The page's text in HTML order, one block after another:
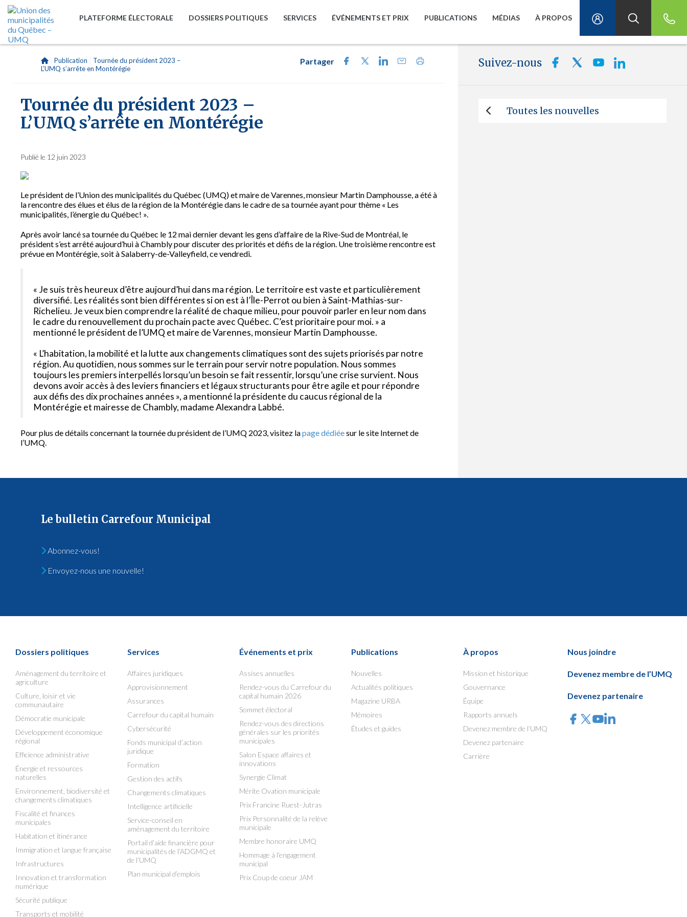
PLATEFORME ÉLECTORALE DOSSIERS POLITIQUES SERVICES ÉVÉNEMENTS ET PRIX PUBLICATIONS MÉDIAS À PROPOS
Publication
Tournée du président 2023 –
L’UMQ s’arrête en Montérégie
Partager
Tournée du président 2023 –
L’UMQ s’arrête en Montérégie
Publié le 12 juin 2023
Le président de l’Union des municipalités du Québec (UMQ) et maire de Varennes, monsieur Martin Damphousse, a été à
la rencontre des élues et élus de la région de la Montérégie dans le cadre de sa tournée ayant pour thème « Les
municipalités, l’énergie du Québec! ».
Après avoir lancé sa tournée du Québec le 12 mai dernier devant les gens d’affaire de la Rive-Sud de Montréal, le
président s’est arrêté aujourd’hui à Chambly pour discuter des priorités et défis de la région. Une troisième rencontre est
prévue en Montérégie, soit à Salaberry-de-Valleyfield, ce vendredi.
« Je suis très heureux d’être aujourd’hui dans ma région. Le territoire est vaste et particulièrement
diversifié. Les réalités sont bien différentes si on est à l’Île-Perrot ou bien à Saint-Mathias-sur-
Richelieu. Je veux bien comprendre la réalité de chaque milieu, pour pouvoir parler en leur nom dans
le cadre du renouvellement du prochain pacte avec Québec. C’est prioritaire pour moi. » a
mentionné le président de l’UMQ et maire de Varennes, monsieur Martin Damphousse.
« L’habitation, la mobilité et la lutte aux changements climatiques sont des sujets priorisés par notre
région. Au quotidien, nous sommes sur le terrain pour servir notre population. Nous sommes
toujours les premiers interpellés lorsqu’un besoin se fait ressentir, lorsqu’une crise survient. Nous
devons avoir accès à des leviers financiers et légaux structurants pour être agile et pour répondre
aux défis des dix prochaines années », a mentionné la présidente du caucus régional de la
Montérégie et mairesse de Chambly, madame Alexandra Labbé.
Pour plus de détails concernant la tournée du président de l’UMQ 2023, visitez lapage dédiéesur le site Internet de
l’UMQ.
Suivez-nous
Toutes les nouvelles
Le bulletin Carrefour Municipal
Abonnez-vous!
Envoyez-nous une nouvelle!
Dossiers politiques
Aménagement du territoire et
agriculture
Culture, loisir et vie
communautaire
Démocratie municipale
Développement économique
régional
Efficience administrative
Énergie et ressources
naturelles
Environnement, biodiversité et
changements climatiques
Fiscalité et finances
municipales
Habitation et itinérance
Immigration et langue française
Infrastructures
Innovation et transformation
numérique
Sécurité publique
Transports et mobilité
Services
Affaires juridiques
Approvisionnement
Assurances
Carrefour du capital humain
Cybersécurité
Fonds municipal d’action
juridique
Formation
Gestion des actifs
Changements climatiques
Intelligence artificielle
Service-conseil en
aménagement du territoire
Portail d’aide financière pour
municipalités de l’ADGMQ et
de l’UMQ
Plan municipal d’emplois
Événements et prix
Assises annuelles
Rendez-vous du Carrefour du
capital humain 2026
Sommet électoral
Rendez-vous des directions
générales sur les priorités
municipales
Salon Espace affaires et
innovations
Synergie Climat
Mérite Ovation municipale
Prix Francine Ruest-Jutras
Prix Personnalité de la relève
municipale
Membre honoraire UMQ
Hommage à l’engagement
municipal
Prix Coup de coeur JAM
Publications
Nouvelles
Actualités politiques
Magazine URBA
Mémoires
Études et guides
À propos
Mission et historique
Gouvernance
Équipe
Rapports annuels
Devenez membre de l’UMQ
Devenez partenaire
Carrière
Nous joindre
Devenez membre de l’UMQ
Devenez partenaire